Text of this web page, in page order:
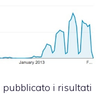
pubblicato i risultati